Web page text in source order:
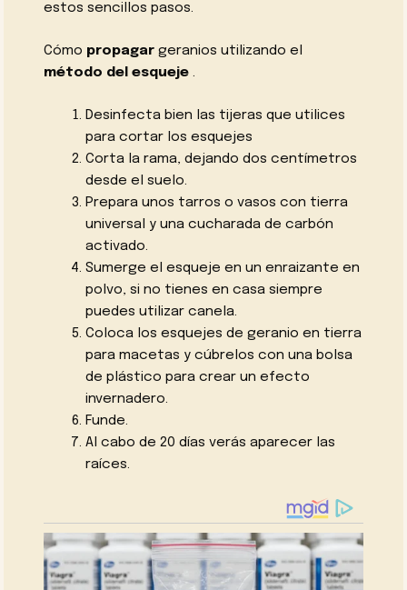
estos sencillos pasos.
Cómo propagar geranios utilizando el
método del esqueje .
Desinfecta bien las tijeras que utilices
para cortar los esquejes
Corta la rama, dejando dos centímetros
desde el suelo.
Prepara unos tarros o vasos con tierra
universal y una cucharada de carbón
activado.
Sumerge el esqueje en un enraizante en
polvo, si no tienes en casa siempre
puedes utilizar canela.
Coloca los esquejes de geranio en tierra
para macetas y cúbrelos con una bolsa
de plástico para crear un efecto
invernadero.
Funde.
Al cabo de 20 días verás aparecer las
raíces.